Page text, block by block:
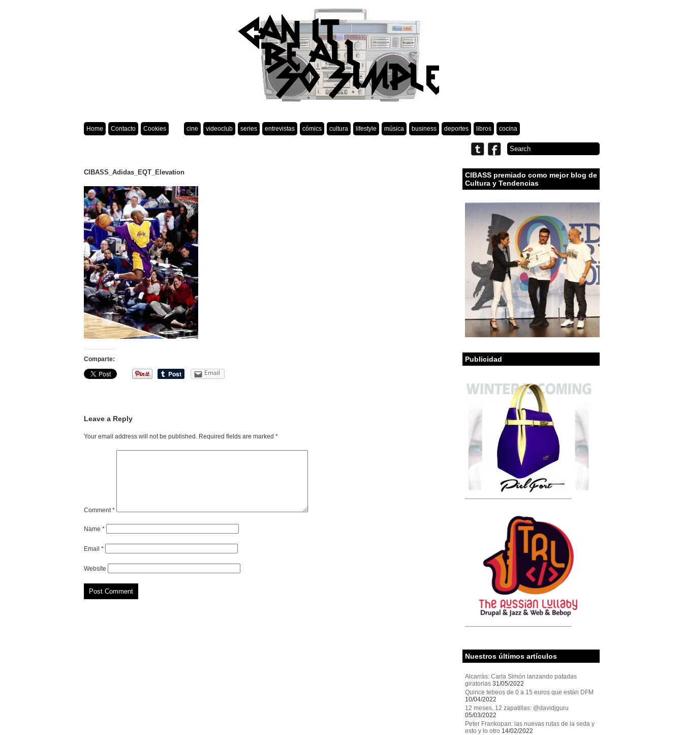
Home Contacto Cookies cine videoclub series entrevistas cómics cultura lifestyle música business deportes libros cocina
CIBASS_Adidas_EQT_Elevation
Comparte:
Email
Leave a Reply
Your email address will not be published. Required fields are marked *
Comment*
Name *
Email *
Website
CIBASS premiado como mejor blog de
Cultura y Tendencias
Publicidad
Nuestros últimos artículos
Alcarràs: Carla Simón lanzando patadas
giratorias 31/05/2022
Quince tebeos de 0 a 15 euros que están DFM
10/04/2022
12 meses, 12 zapatillas: @davidjguru
05/03/2022
Peter Frankopan: las nuevas rutas de la seda y
esto y lo otro 14/02/2022